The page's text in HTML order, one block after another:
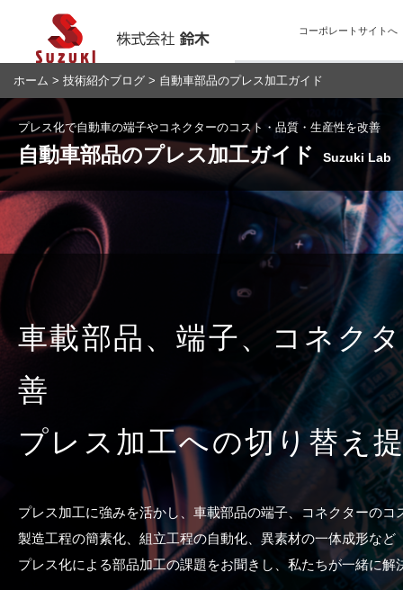
コーポレートサイトへ
ホーム 技術紹介ブログ > 自動車部品のプレス加工ガイド
プレス化で自動車の端子やコネクターのコスト・品質・生産性を改善
自動車部品のプレス加工ガイド Suzuki Lab
車載部品、端子、コネク
善
プレス加工への切り替え
プレス加工に強みを活かし、車載部品の端子、コネクターの
製造工程の簡素化、組立工程の自動化、異素材の一体成形など
プレス化による部品加工の課題をお聞きし、私たちが一緒に解